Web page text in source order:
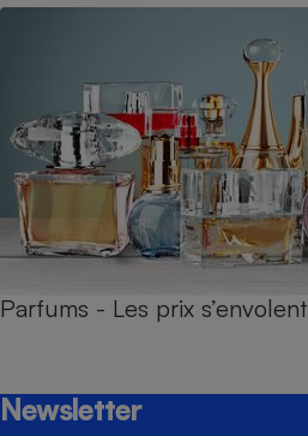
Parfums - Les prix s’envolent
Newsletter